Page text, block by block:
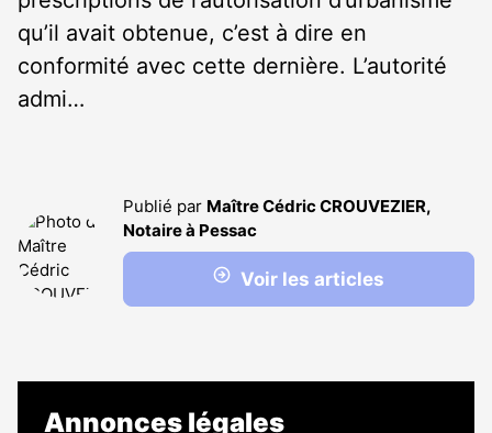
qu’il avait obtenue, c’est à dire en
conformité avec cette dernière. L’autorité
admi…
Publié par Maître Cédric CROUVEZIER,
Notaire à Pessac
Voir les articles
Annonces légales